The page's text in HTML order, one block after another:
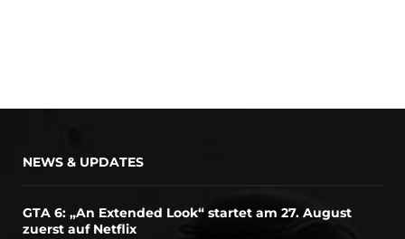
NEWS & UPDATES
GTA 6: „An Extended Look“ startet am 27. August
zuerst auf Netflix